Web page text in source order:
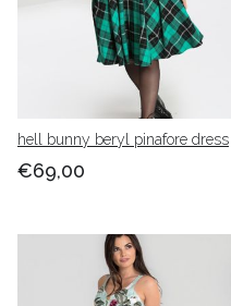
hell bunny beryl pinafore dress
€69,00